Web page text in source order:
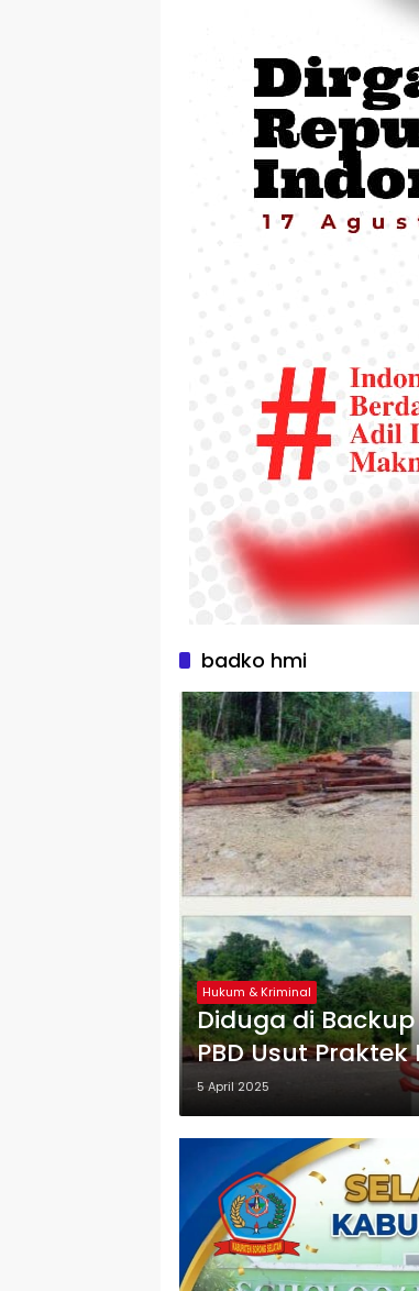
badko hmi
Hukum & Kriminal
Diduga di Backup
PBD Usut
5 April 2025